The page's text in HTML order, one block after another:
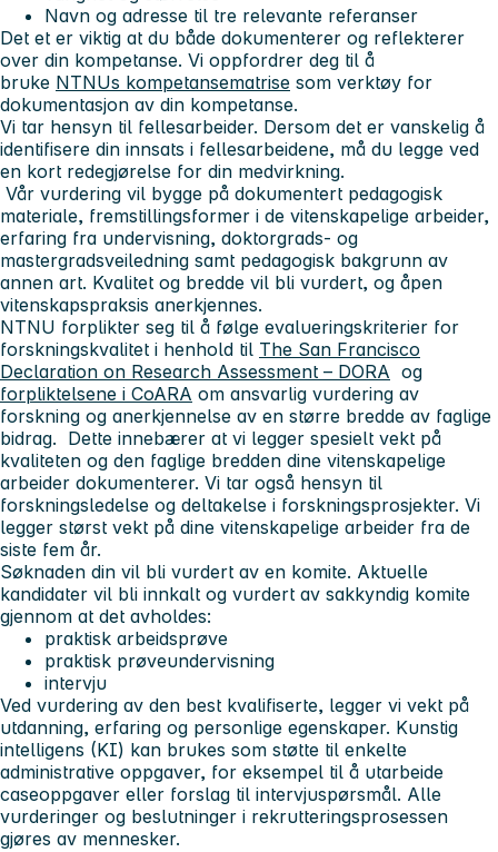
Navn og adresse til tre relevante referanser
Det et er viktig at du både dokumenterer og reflekterer
over din kompetanse. Vi oppfordrer deg til å
bruke NTNUs kompetansematrise som verktøy for
dokumentasjon av din kompetanse.
Vi tar hensyn til fellesarbeider. Dersom det er vanskelig å
identifisere din innsats i fellesarbeidene, må du legge ved
en kort redegjørelse for din medvirkning.
Vår vurdering vil bygge på dokumentert pedagogisk
materiale, fremstillingsformer i de vitenskapelige arbeider,
erfaring fra undervisning, doktorgrads- og
mastergradsveiledning samt pedagogisk bakgrunn av
annen art. Kvalitet og bredde vil bli vurdert, og åpen
vitenskapspraksis anerkjennes.
NTNU forplikter seg til å følge evalueringskriterier for
forskningskvalitet i henhold til The San Francisco
Declaration on Research Assessment – DORA og
forpliktelsene i CoARA om ansvarlig vurdering av
forskning og anerkjennelse av en større bredde av faglige
bidrag. Dette innebærer at vi legger spesielt vekt på
kvaliteten og den faglige bredden dine vitenskapelige
arbeider dokumenterer. Vi tar også hensyn til
forskningsledelse og deltakelse i forskningsprosjekter. Vi
legger størst vekt på dine vitenskapelige arbeider fra de
siste fem år.
Søknaden din vil bli vurdert av en komite. Aktuelle
kandidater vil bli innkalt og vurdert av sakkyndig komite
gjennom at det avholdes:
praktisk arbeidsprøve
praktisk prøveundervisning
intervju
Ved vurdering av den best kvalifiserte, legger vi vekt på
utdanning, erfaring og personlige egenskaper. Kunstig
intelligens (KI) kan brukes som støtte til enkelte
administrative oppgaver, for eksempel til å utarbeide
caseoppgaver eller forslag til intervjuspørsmål. Alle
vurderinger og beslutninger i rekrutteringsprosessen
gjøres av mennesker.